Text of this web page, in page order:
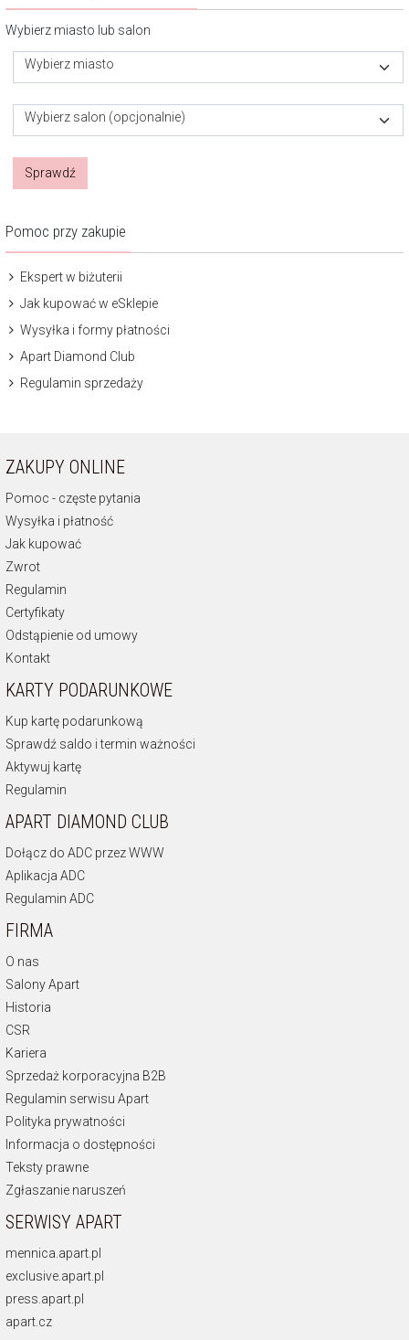
Wybierz miasto lub salon
Wybierz miasto
Wybierz salon (opcjonalnie)
Sprawdź
Pomoc przy zakupie
Ekspert w biżuterii
Jak kupować w eSklepie
Wysyłka i formy płatności
Apart Diamond Club
Regulamin sprzedaży
ZAKUPY ONLINE
Pomoc - częste pytania
Wysyłka i płatność
Jak kupować
Zwrot
Regulamin
Certyfikaty
Odstąpienie od umowy
Kontakt
KARTY PODARUNKOWE
Kup kartę podarunkową
Sprawdź saldo i termin ważności
Aktywuj kartę
Regulamin
APART DIAMOND CLUB
Dołącz do ADC przez WWW
Aplikacja ADC
Regulamin ADC
FIRMA
O nas
Salony Apart
Historia
CSR
Kariera
Sprzedaż korporacyjna B2B
Regulamin serwisu Apart
Polityka prywatności
Informacja o dostępności
Teksty prawne
Zgłaszanie naruszeń
SERWISY APART
mennica.apart.pl
exclusive.apart.pl
press.apart.pl
apart.cz